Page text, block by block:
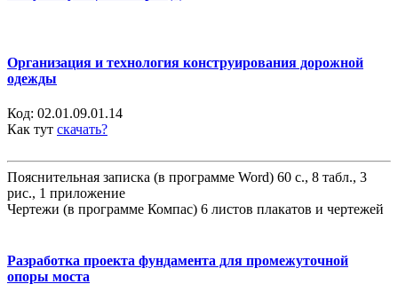
Организация и технология конструирования дорожной
одежды
Код: 02.01.09.01.14
Как тут скачать?
Пояснительная записка (в программе Word) 60 с., 8 табл., 3
рис., 1 приложение
Чертежи (в программе Компас) 6 листов плакатов и чертежей
Разработка проекта фундамента для промежуточной
опоры моста